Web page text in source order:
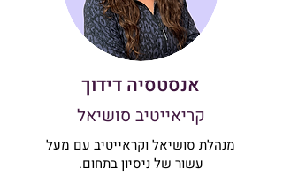
אנסטסיה דידוך
קריאייטיב סושיאל
מנהלת סושיאל וקראייטיב עם מעל
עשור של ניסיון בתחום.